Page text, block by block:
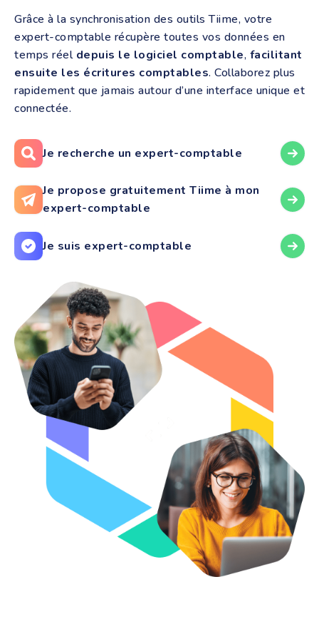
électroniques fournisseurs sur la Plateforme
Agréée Tiime
Donnez accès à votre cabinet à vos données de
facturation électronique
Tiime n’est pas juste un “logiciel de facturation
électronique gratuit”, c’est aussi une application de
de votre entreprise, de la création à la croissance.
Grâce à la synchronisation des outils Tiime, votre
expert-comptable récupère toutes vos données en
temps réel depuis le logiciel comptable, facilitant
ensuite les écritures comptables. Collaborez plus
rapidement que jamais autour d’une interface unique et
connectée.
Je recherche un expert-comptable
Je propose gratuitement Tiime à mon
expert-comptable
Je suis expert-comptable